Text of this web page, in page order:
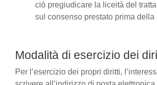
ciò pregiudicare la liceità del
sul consenso prestato prima della
Modalità di esercizio dei
Per l’esercizio dei propri diritti,